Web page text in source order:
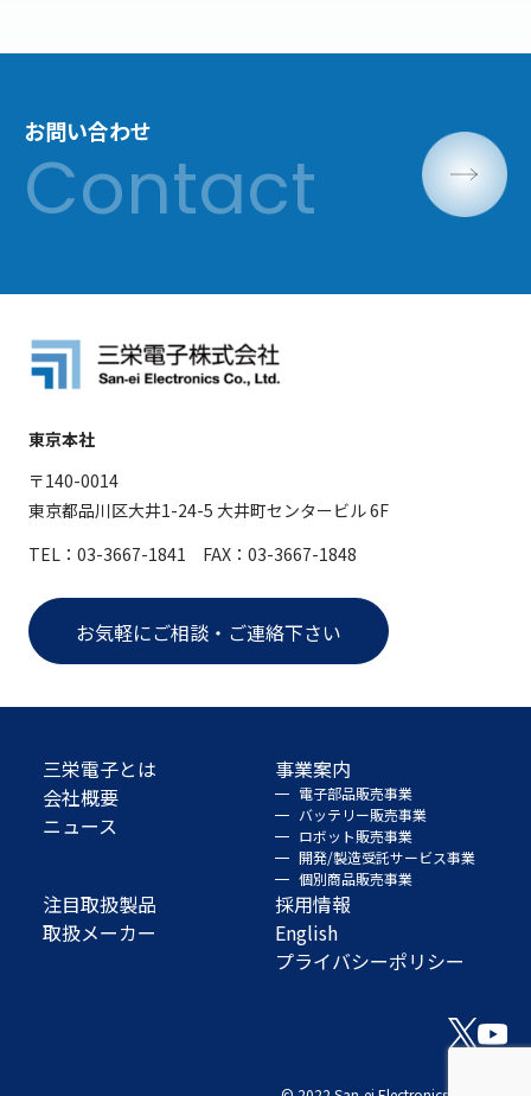
お問い合わせ
東京本社
〒140-0014
東京都品川区大井1-24-5 大井町センタービル 6F
TEL：03-3667-1841 FAX：03-3667-1848
お気軽にご相談・ご連絡下さい
三栄電子とは
会社概要
ニュース
事業案内
電子部品販売事業
バッテリー販売事業
ロボット販売事業
開発/製造受託サービス事業
個別商品販売事業
注目取扱製品
取扱メーカー
採用情報
English
プライバシーポリシー